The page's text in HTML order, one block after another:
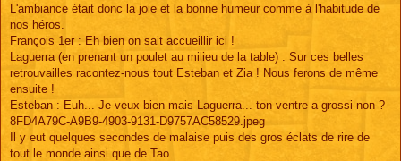
L'ambiance était donc la joie et la bonne humeur comme à l'habitude de
nos héros.
François 1er : Eh bien on sait accueillir ici !
Laguerra (en prenant un poulet au milieu de la table) : Sur ces belles
retrouvailles racontez-nous tout Esteban et Zia ! Nous ferons de même
ensuite !
Esteban : Euh... Je veux bien mais Laguerra... ton ventre a grossi non ?
8FD4A79C-A9B9-4903-9131-D9757AC58529.jpeg
Il y eut quelques secondes de malaise puis des gros éclats de rire de
tout le monde ainsi que de Tao.